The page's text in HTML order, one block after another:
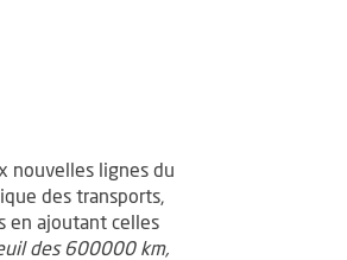
nouvelles lignes du
des transports,
en ajoutant celles
des 600000 km,